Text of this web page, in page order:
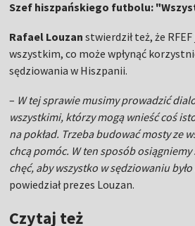
Szef hiszpańskiego futbolu:
Rafael Louzan stwierdził też, że
wszystkim, co może wpłynąć
sędziowania w Hiszpanii.
– W tej sprawie musimy prowadzić
wszystkimi, którzy mogą wnieść coś
na pokład. Trzeba budować mosty ze
chcą pomóc. W ten sposób
chęć, aby wszystko w sędziowaniu
powiedział prezes Louzan.
Czytaj też